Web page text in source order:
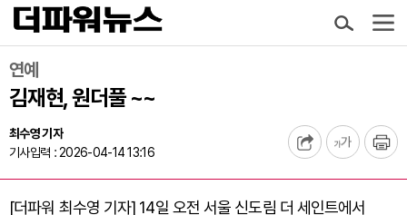
연예
김재현, 원더풀 ~~
최수영 기자
기사입력 : 2026-04-14 13:16
[더파워 최수영 기자] 14일 오전 서울 신도림 더 세인트에서